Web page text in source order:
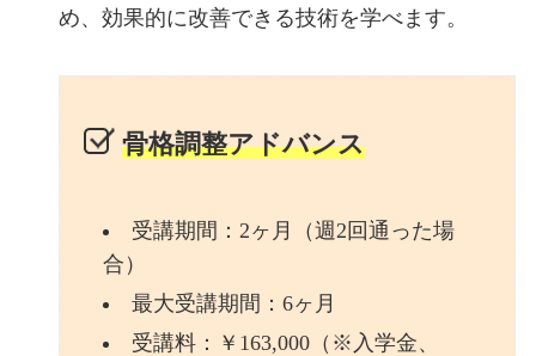
め、効果的に改善できる技術を学べます。
骨格調整アドバンス
受講期間：2ヶ月（週2回通った場
合）
最大受講期間：6ヶ月
受講料：￥163,000（※入学金、